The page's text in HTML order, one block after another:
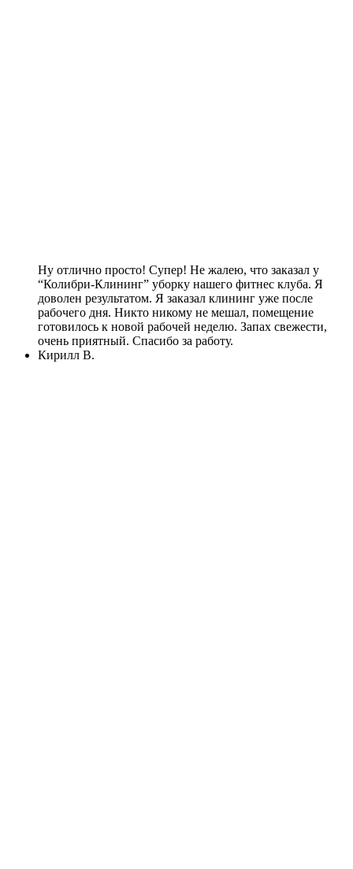
Ну отлично просто! Супер! Не жалею, что заказал у
“Колибри-Клининг” уборку нашего фитнес клуба. Я
доволен результатом. Я заказал клининг уже после
рабочего дня. Никто никому не мешал, помещение
готовилось к новой рабочей неделю. Запах свежести,
очень приятный. Спасибо за работу.
Кирилл В.